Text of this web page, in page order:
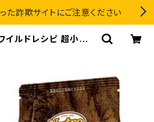
った詐欺サイトにご注意ください
イルドレシピ 超小型